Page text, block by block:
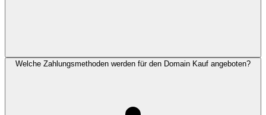
Welche Zahlungsmethoden werden für den Domain Kauf angeboten?